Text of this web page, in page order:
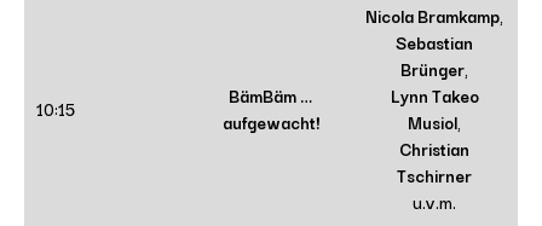
10:15
BämBäm …
aufgewacht!
Nicola Bramkamp,
Sebastian
Brünger,
Lynn Takeo
Musiol,
Christian
Tschirner
u.v.m.